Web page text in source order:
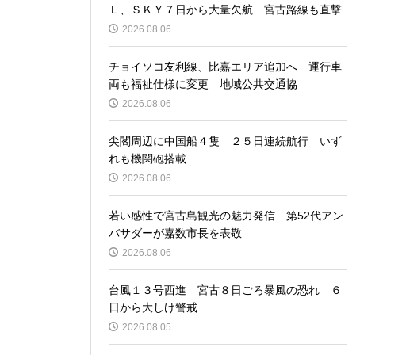
Ｌ、ＳＫＹ７日から大量欠航 宮古路線も直撃
2026.08.06
チョイソコ友利線、比嘉エリア追加へ 運行車
両も福祉仕様に変更 地域公共交通協
2026.08.06
尖閣周辺に中国船４隻 ２５日連続航行 いず
れも機関砲搭載
2026.08.06
若い感性で宮古島観光の魅力発信 第52代アン
バサダーが嘉数市長を表敬
2026.08.06
台風１３号西進 宮古８日ごろ暴風の恐れ ６
日から大しけ警戒
2026.08.05